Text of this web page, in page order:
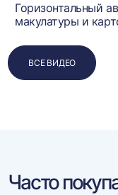
Горизонтальный
макулатуры и
ВСЕ ВИДЕО
Часто